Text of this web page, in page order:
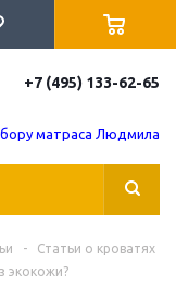
+7 (495) 133-62-65
матраса Людмила
-
Статьи о кроватях
экокожи?